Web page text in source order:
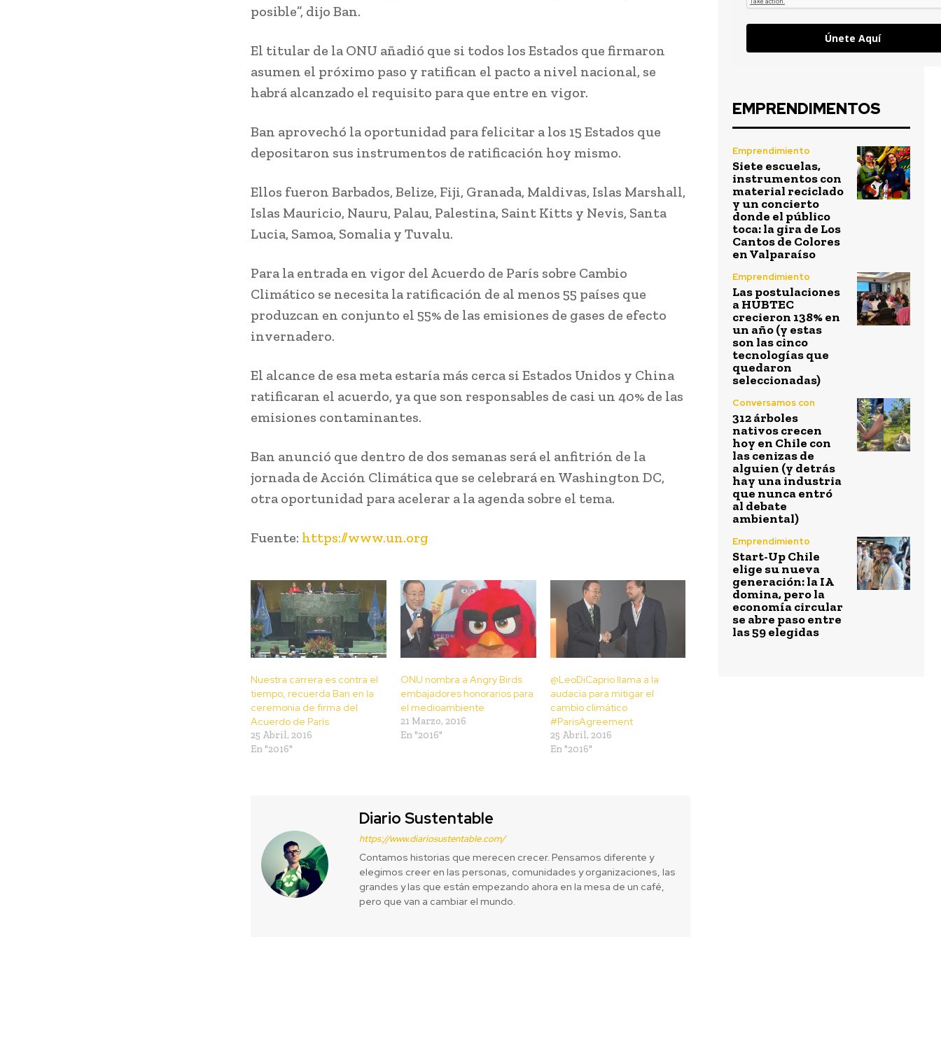
posible”, dijo Ban.
El titular de la ONU añadió que si todos los Estados que firmaron
asumen el próximo paso y ratifican el pacto a nivel nacional, se
habrá alcanzado el requisito para que entre en vigor.
Ban aprovechó la oportunidad para felicitar a los 15 Estados que
depositaron sus instrumentos de ratificación hoy mismo.
Ellos fueron Barbados, Belize, Fiji, Granada, Maldivas, Islas Marshall,
Islas Mauricio, Nauru, Palau, Palestina, Saint Kitts y Nevis, Santa
Lucia, Samoa, Somalia y Tuvalu.
Para la entrada en vigor del Acuerdo de París sobre Cambio
Climático se necesita la ratificación de al menos 55 países que
produzcan en conjunto el 55% de las emisiones de gases de efecto
invernadero.
El alcance de esa meta estaría más cerca si Estados Unidos y China
ratificaran el acuerdo, ya que son responsables de casi un 40% de las
emisiones contaminantes.
Ban anunció que dentro de dos semanas será el anfitrión de la
jornada de Acción Climática que se celebrará en Washington DC,
otra oportunidad para acelerar a la agenda sobre el tema.
Fuente: https://www.un.org
Nuestra carrera es contra el
tiempo, recuerda Ban en la
ceremonia de firma del
Acuerdo de París
25 Abril, 2016
En "2016"
ONU nombra a Angry Birds
embajadores honorarios para
el medioambiente
21 Marzo, 2016
En "2016"
@LeoDiCaprio llama a la
audacia para mitigar el
cambio climático
#ParisAgreement
25 Abril, 2016
En "2016"
Diario Sustentable
https://www.diariosustentable.com/
Contamos historias que merecen crecer. Pensamos diferente y
elegimos creer en las personas, comunidades y organizaciones, las
grandes y las que están empezando ahora en la mesa de un café,
pero que van a cambiar el mundo.
Únete Aquí
EMPRENDIMENTOS
Emprendimiento
Siete escuelas,
instrumentos con
material reciclado
y un concierto
donde el público
toca: la gira de Los
Cantos de Colores
en Valparaíso
Emprendimiento
Las postulaciones
a HUBTEC
crecieron 138% en
un año (y estas
son las cinco
tecnologías que
quedaron
seleccionadas)
Conversamos con
312 árboles
nativos crecen
hoy en Chile con
las cenizas de
alguien (y detrás
hay una industria
que nunca entró
al debate
ambiental)
Emprendimiento
Start-Up Chile
elige su nueva
generación: la IA
domina, pero la
economía circular
se abre paso entre
las 59 elegidas